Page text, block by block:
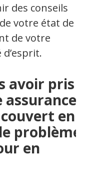
des conseils
votre état de
de votre
avoir pris
en
problème
en